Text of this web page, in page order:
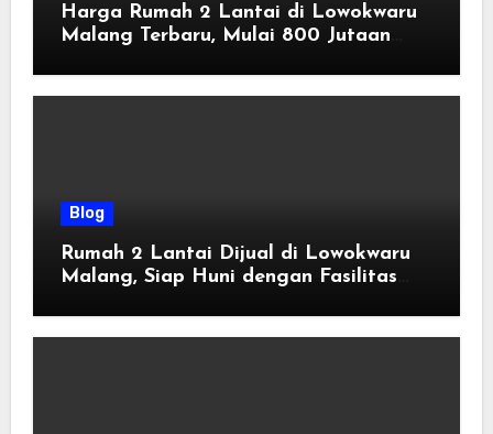
Harga Rumah 2 Lantai di Lowokwaru
Malang Terbaru, Mulai 800 Jutaan
Blog
Rumah 2 Lantai Dijual di Lowokwaru
Malang, Siap Huni dengan Fasilitas